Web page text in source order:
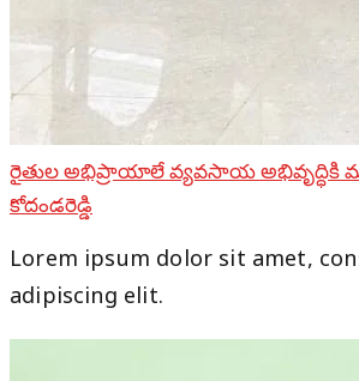
రైతుల అభిప్రాయాలే వ్యవసాయ అభివృద్ధికి
కోదండరెడ్డి
Lorem ipsum dolor sit amet,
adipiscing elit.